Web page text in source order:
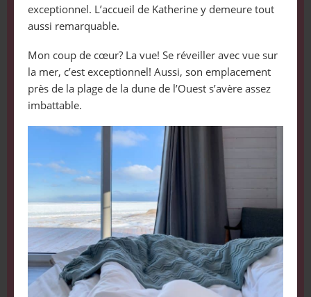
exceptionnel. L’accueil de Katherine y demeure tout
aussi remarquable.
Mon coup de cœur? La vue! Se réveiller avec vue sur
la mer, c’est exceptionnel! Aussi, son emplacement
près de la plage de la dune de l’Ouest s’avère assez
imbattable.